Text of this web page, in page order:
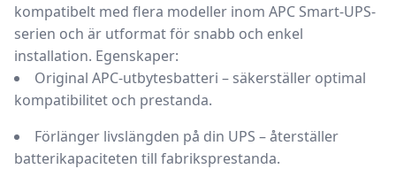
kompatibelt med flera modeller inom APC Smart-UPS-
serien och är utformat för snabb och enkel
installation. Egenskaper:
Original APC-utbytesbatteri – säkerställer optimal
kompatibilitet och prestanda.
Förlänger livslängden på din UPS – återställer
batterikapaciteten till fabriksprestanda.